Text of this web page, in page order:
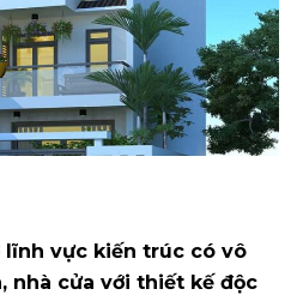
lĩnh vực kiến trúc có vô
nhà cửa với thiết kế độc